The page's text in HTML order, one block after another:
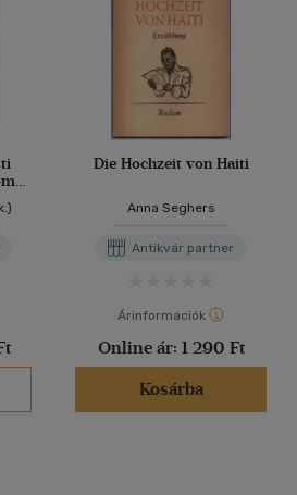
Die Hochzeit von Haiti
Anna Seghers
Antikvár partner
Árinformációk
Online ár: 1 290 Ft
Kosárba